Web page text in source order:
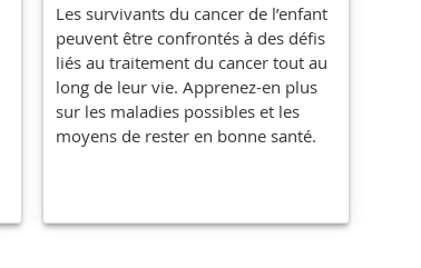
Les survivants du cancer de l’enfant
peuvent être confrontés à des défis
liés au traitement du cancer tout au
long de leur vie. Apprenez-en plus
sur les maladies possibles et les
moyens de rester en bonne santé.